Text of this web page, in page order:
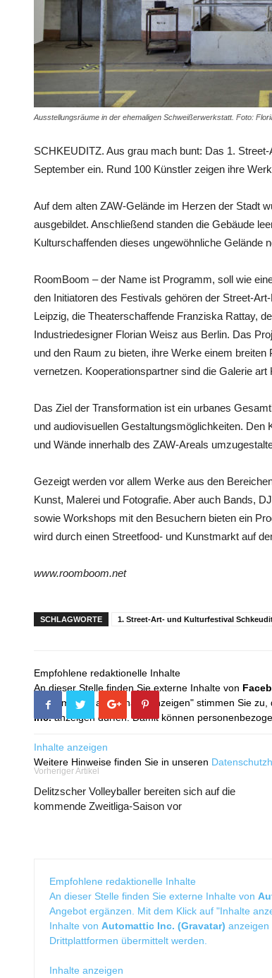
Ausstellungsräume in der ehemaligen Schweißerwerkstatt. Foto:
SCHKEUDITZ. Aus grau mach bunt: Das 1.
September ein. Rund 100 Künstler zeigen ihre
Auf dem alten ZAW-Gelände im Herzen der Stadt
ausgebildet. Anschließend standen die Gebäude
Kulturschaffenden dieses ungewöhnliche Gelände
RoomBoom – der Name ist Programm, soll wie
den Initiatoren des Festivals gehören der Street-
Leipzig, die Theaterschaffende Franziska Rattay,
Industriedesigner Florian Weisz aus Berlin. Das
und den Raum zu bieten, ihre Werke einem
vernetzen. Kooperationspartner sind die Galerie
Das Ziel der Transformation ist ein urbanes
und audiovisuellen Gestaltungsmöglichkeiten.
und Wände innerhalb des ZAW-Areals
Gezeigt werden vor allem Werke aus den
Kunst, Malerei und Fotografie. Aber auch Bands,
sowie Workshops mit den Besuchern bieten ein
wird durch einen Streetfood- und Kunstmarkt auf
www.roomboom.net
SCHLAGWORTE 1. Street-Art- und Kulturfestival
Empfohlene redaktionelle Inhalte
An dieser Stelle finden Sie externe Inhalte von
Mit dem Klick auf "Inhalte anzeigen" stimmen Sie
Inc.anzeigen dürfen. Damit können
Inhalte anzeigen
Weitere Hinweise finden Sie in unseren
Vorheriger Artikel
Delitzscher Volleyballer bereiten sich auf die
kommende Zweitliga-Saison vor
Empfohlene redaktionelle Inhalte
An dieser Stelle finden Sie externe Inhalte von
Angebot ergänzen. Mit dem Klick auf "Inhalte
Inhalte von Automattic Inc. (Gravatar) anzeigen
Drittplattformen übermittelt werden.
Inhalte anzeigen